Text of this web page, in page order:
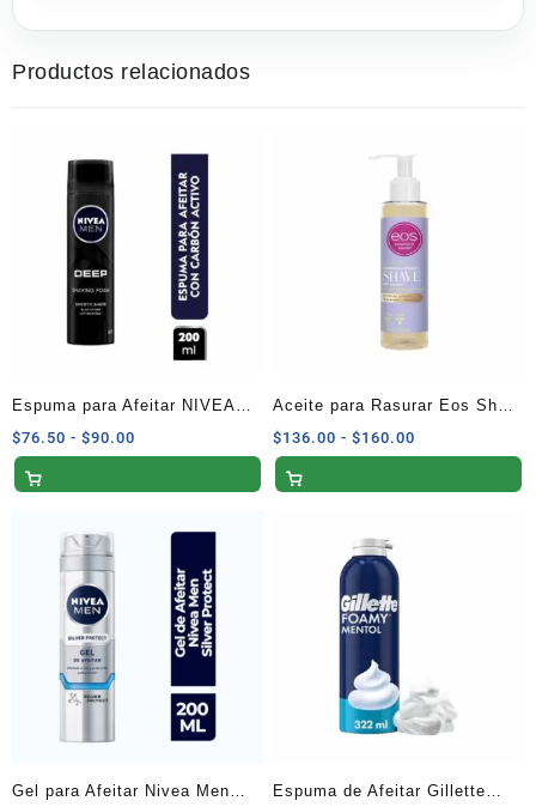
Productos relacionados
Espuma para Afeitar NIVEA
MEN Deep Antibacterial con
Carbón Activo 200 ml
$76.50 - $90.00
de
$76.50
$90.00
Aceite para Rasurar Eos Shea
Better Aroma Cachemira de
Vainilla -177 ml
$136.00 - $160.00
de
Gel para Afeitar Nivea Men
Espuma de Afeitar Gillette